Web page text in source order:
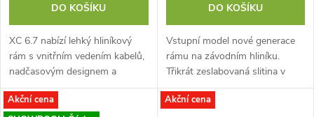
DO KOŠÍKU
XC 6.7 nabízí lehký hliníkový
rám s vnitřním vedením kabelů,
nadčasovým designem a
geometrií vhodnou pro
celodenní vyjížďky. Pohon
DO KOŠÍKU
Vstupní model nové generace
rámu na závodním hliníku.
Třikrát zeslabovaná slitina v
kombinaci s technologií
hydroformingu nám dovolila
Akční cena
Akční cena